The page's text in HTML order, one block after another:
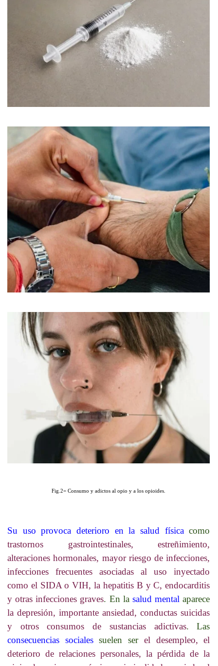
Fig.2= Consumo y adictos al opio y a los opioides.
Su uso provoca deterioro en la salud física como
trastornos gastrointestinales, estreñimiento,
alteraciones hormonales, mayor riesgo de infecciones,
infecciones frecuentes asociadas al uso inyectado
como el SIDA o VIH, la hepatitis B y C, endocarditis
y otras infecciones graves. En la salud mental aparece
la depresión, importante ansiedad, conductas suicidas
y otros consumos de sustancias adictivas. Las
consecuencias socialessuelen ser el desempleo, el
deterioro de relaciones personales, la pérdida de la